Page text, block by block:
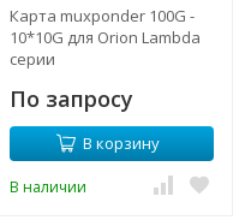
Карта muxponder 100G -
10*10G для Orion Lambda
серии
По запросу
В корзину
В наличии